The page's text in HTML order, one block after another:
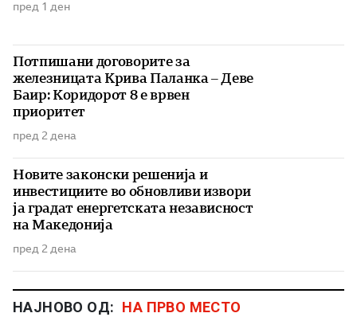
пред 1 ден
Потпишани договорите за
железницата Крива Паланка – Деве
Баир: Коридорот 8 е врвен
приоритет
пред 2 дена
Новите законски решенија и
инвестициите во обновливи извори
ја градат енергетската независност
на Македонија
пред 2 дена
НАЈНОВО ОД: НА ПРВО МЕСТО